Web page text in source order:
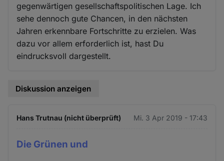
gegenwärtigen gesellschaftspolitischen Lage. Ich
sehe dennoch gute Chancen, in den nächsten
Jahren erkennbare Fortschritte zu erzielen. Was
dazu vor allem erforderlich ist, hast Du
eindrucksvoll dargestellt.
Diskussion anzeigen
Hans Trutnau (nicht überprüft) Mi. 3 Apr 2019 - 17:43
Die Grünen und